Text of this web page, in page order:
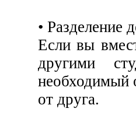
• Разделение
Если вы
другими
необходимый
от друга.